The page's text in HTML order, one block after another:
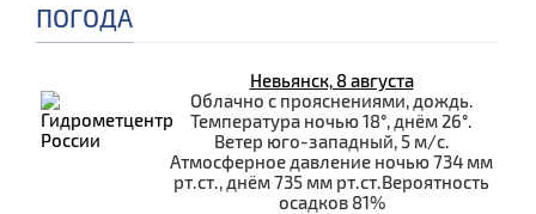
ПОГОДА
Невьянск, 8 августа
Облачно с прояснениями, дождь.
Температура ночью 18°, днём 26°.
Ветер юго-западный, 5 м/с.
Атмосферное давление ночью 734 мм
рт.ст., днём 735 мм рт.ст.Вероятность
осадков 81%